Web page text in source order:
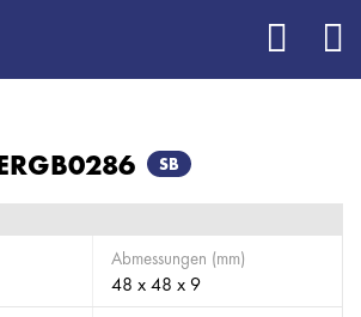
SB
Abmessungen (mm)
48 x 48 x 9